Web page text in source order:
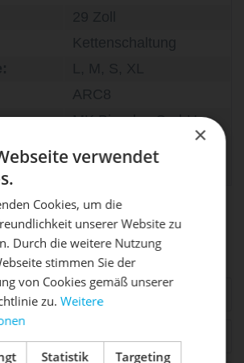
Kettenschaltung
ARC8
MK Bicycles GmbH,
Krugbäckerstraße 16,
56424 Mogendorf,
LINKS ZU "EERO GRX MECH. 1X12"
von ARC8
X
LACHT, DEIN
RAD ERWACHT
Bike frühlingsfit - gönn
Service, den es verdient!
×
verwendet
Cookies, um die
unserer Website zu
Durch die weitere Nutzung
stimmen Sie der
von Cookies gemäß unserer
zu.Weitere
Statistik Targeting